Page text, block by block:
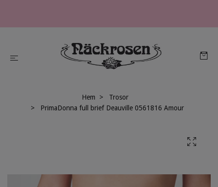
Hem
Trosor
PrimaDonna full brief Deauville 0561816 Amour